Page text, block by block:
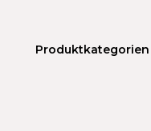
Produktkategorien